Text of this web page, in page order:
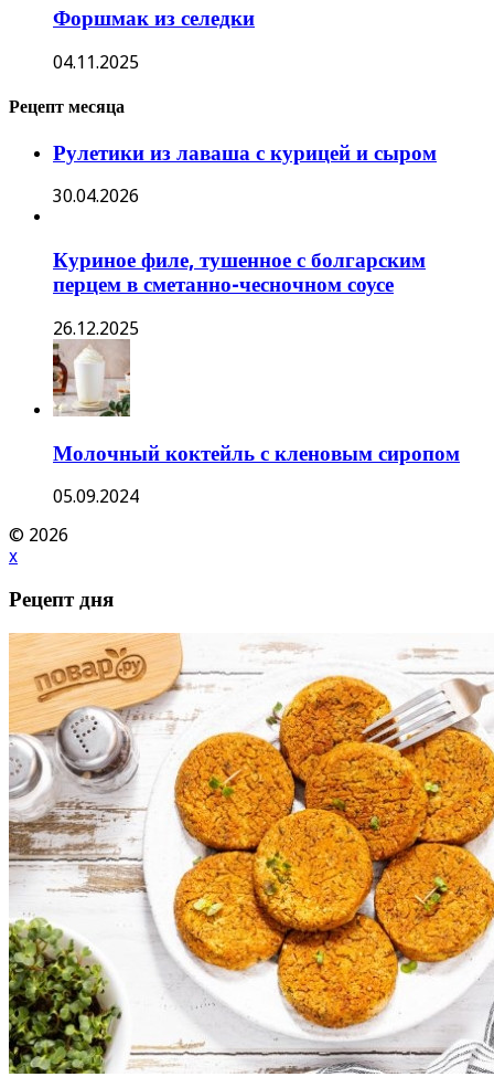
Форшмак из селедки
04.11.2025
Рецепт месяца
Рулетики из лаваша с курицей и сыром
30.04.2026
Куриное филе, тушенное с болгарским
перцем в сметанно-чесночном соусе
26.12.2025
Молочный коктейль с кленовым сиропом
05.09.2024
© 2026
x
Рецепт дня